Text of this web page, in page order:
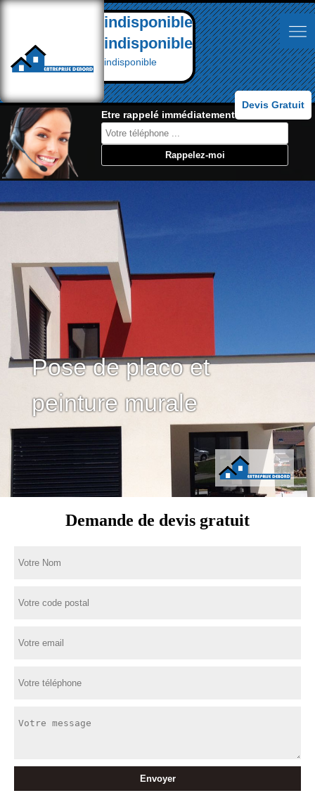
indisponible
indisponible
indisponible
Devis Gratuit
Etre rappelé immédiatement:
Pose de placo et
peinture murale
Demande de devis gratuit